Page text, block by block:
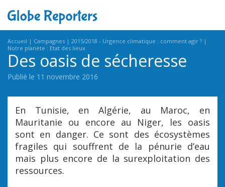
Accueil Campagnes
2015/2018 - Urgence climatique : comment agir ?
Notre planète : Etat des lieux
Des oasis de sécheresse
Publié le 11 novembre 2016
En Tunisie, en Algérie, au Maroc, en
Mauritanie ou encore au Niger, les oasis
sont en danger. Ce sont des écosystèmes
fragiles qui souffrent de la pénurie d’eau
mais plus encore de la surexploitation des
ressources.